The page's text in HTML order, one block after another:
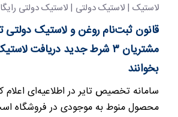
لاستیک | لاستیک دولتی | لاستیک دولتی
مجانی
قانون ثبت‌نام روغن و لاستیک دولتی
مشتریان ۳ شرط جدید دریافت
بخوانند
سامانه تخصیص تایر در اطلاعیه‌ای
محصول منوط به موجودی در فروشگاه